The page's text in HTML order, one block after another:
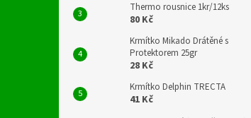
Thermo rousnice 1kr/12ks
80 Kč
Krmítko Mikado Drátěné s
Protektorem 25gr
28 Kč
Krmítko Delphin TRECTA
41 Kč